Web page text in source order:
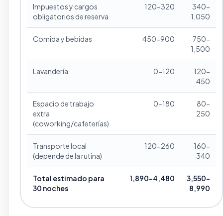
Impuestos y cargos
obligatorios de reserva
120-320
340-
1,050
Comida y bebidas 450-900
750-
1,500
Lavandería 0-120
120-
450
Espacio de trabajo
extra
(coworking/cafeterías)
0-180
80-
250
Transporte local
(depende de la rutina)
120-260
160-
340
Total estimado para
30 noches
1,890-4,480
3,550-
8,990